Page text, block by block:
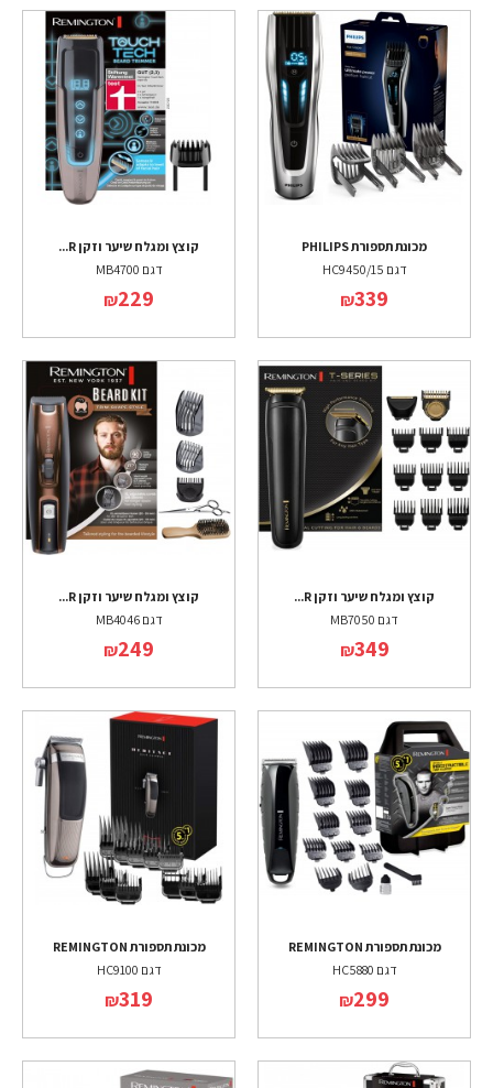
מכונת תספורת PHILIPS
דגם HC9450/15
₪339
קוצץ ומגלח שיער וזקן R...
דגם MB4700
₪229
קוצץ ומגלח שיער וזקן R...
דגם MB7050
₪349
קוצץ ומגלח שיער וזקן R...
דגם MB4046
₪249
מכונת תספורת REMINGTON
דגם HC5880
₪299
מכונת תספורת REMINGTON
דגם HC9100
₪319